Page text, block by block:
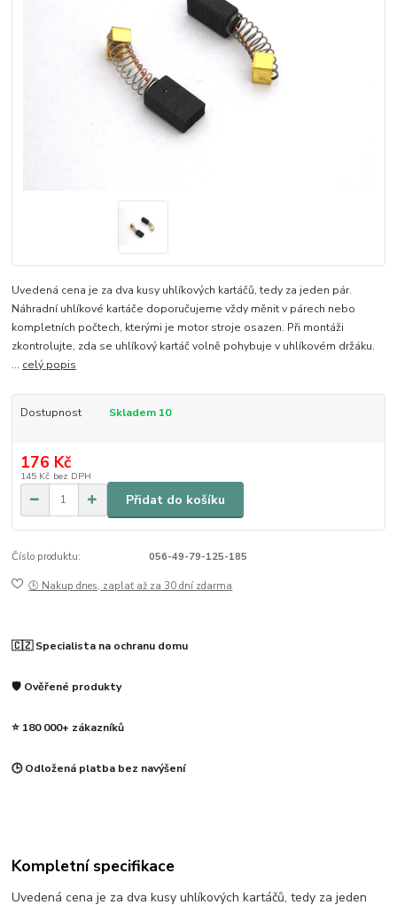
Uvedená cena je za dva kusy uhlíkových kartáčů, tedy za jeden pár.
Náhradní uhlíkové kartáče doporučujeme vždy měnit v párech nebo
kompletních počtech, kterými je motor stroje osazen. Při montáži
zkontrolujte, zda se uhlíkový kartáč volně pohybuje v uhlíkovém držáku.
... celý popis
Dostupnost Skladem 10
176 Kč
145 Kč bez DPH
Přidat do košíku
Číslo produktu: 056-49-79-125-185
🕒 Nakup dnes, zaplať až za 30 dní zdarma
🇨🇿 Specialista na ochranu domu
🛡️ Ověřené produkty
⭐ 180 000+ zákazníků
🕒 Odložená platba bez navýšení
Kompletní specifikace
Uvedená cena je za dva kusy uhlíkových kartáčů, tedy za jeden